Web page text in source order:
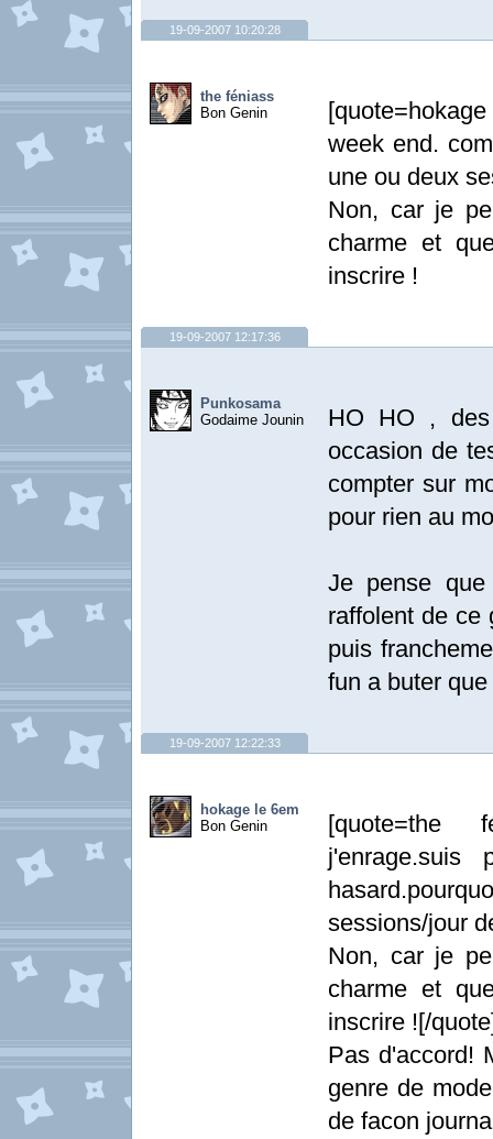
19-09-2007 10:20:28
the féniass
Bon Genin
week end.
une ou deux
Non, car je
charme et
inscrire !
19-09-2007 12:17:36
Punkosama
Godaime Jounin
HO HO ,
occasion de
compter sur
pour rien au
Je pense
raffolent de ce
puis
fun a buter
19-09-2007 12:22:33
hokage le 6em
Bon Genin
[quote=the
sessions/jour
Non, car je
charme et
inscrire ![/
Pas d'accord!
genre de
de facon